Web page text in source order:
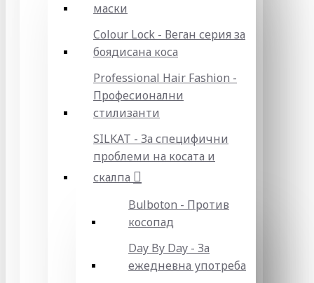
маски
Colour Lock - Веган серия за
боядисана коса
Professional Hair Fashion -
Професионални
стилизанти
SILKAT - За специфични
проблеми на косата и
скалпа
Bulboton - Против
косопад
Day By Day - За
ежедневна употреба